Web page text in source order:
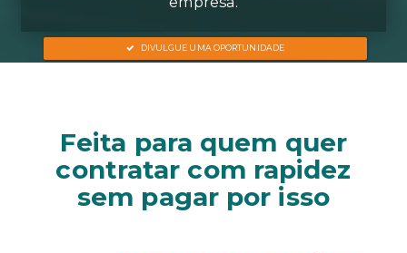
sua empresa
100% transparente. Você não
para encontrar o candidato ideal
empresa.
Feita para quem quer
contratar com rapidez
sem pagar por isso